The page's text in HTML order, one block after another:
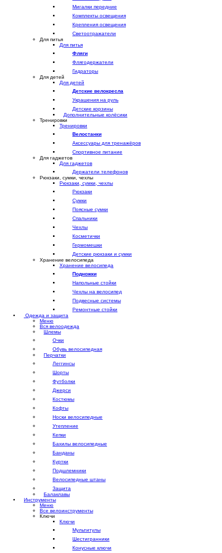
Мигалки передние
Комплекты освещения
Крепления освещения
Светоотражатели
Для питья
Для питья
Фляги
Флягодержатели
Гидраторы
Для детей
Для детей
Детские велокресла
Украшения на руль
Детские корзины
Дополнительные колёсики
Тренировки
Тренировки
Велостанки
Аксессуары для тренажёров
Спортивное питание
Для гаджетов
Для гаджетов
Держатели телефонов
Рюкзаки, сумки, чехлы
Рюкзаки, сумки, чехлы
Рюкзаки
Сумки
Поясные сумки
Спальники
Чехлы
Косметички
Гермомешки
Детские рюкзаки и сумки
Хранение велосипеда
Хранение велосипеда
Подножки
Напольные стойки
Чехлы на велосипед
Подвесные системы
Ремонтные стойки
Одежда и защита
Меню
Вся велоодежда
Шлемы
Очки
Обувь велосипедная
Перчатки
Леггинсы
Шорты
Футболки
Джерси
Костюмы
Кофты
Носки велосипедные
Утепление
Кепки
Бахилы велосипедные
Банданы
Куртки
Подшлемники
Велосипедные штаны
Защита
Балаклавы
Инструменты
Меню
Все велоинструменты
Ключи
Ключи
Мультитулы
Шестигранники
Конусные ключи